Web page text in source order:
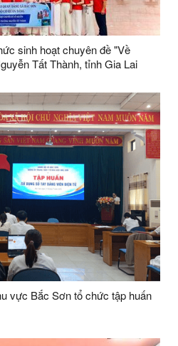
sinh hoạt chuyên đề "Về
Tất Thành, tỉnh Gia Lai
vực Bắc Sơn tổ chức tập huấn